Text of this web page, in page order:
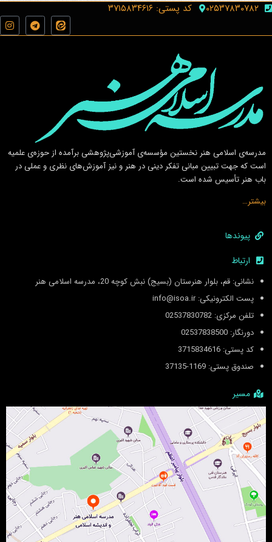
۰۲۵۳۷۸۳۰۷۸۲ کد پستی: ۳۷۱۵۸۳۴۶۱۶
مدرسه‌ی اسلامى هنر نخستين مؤسسه‌ی آموزشى‌پژوهشى برآمده از حوزه‌ی علميه
است كه جهت تبيين مبانى تفكر دينى در هنر و نيز آموزش‌هاى نظرى و عملى در
باب هنر تأسيس شده است.
بیشتر…
پیوندها
ارتباط
نشانی: قم، بلوار هنرستان (بسیج) نبش کوچه 20، مدرسه اسلامی هنر
پست الکترونیکی: info@isoa.ir
تلفن مرکزی: 02537830782
دورنگار: 02537838500
کد پستی: 3715834616
صندوق پستی: 1169-37135
مسیر